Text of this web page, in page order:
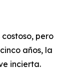
pero
años, la
incierta.